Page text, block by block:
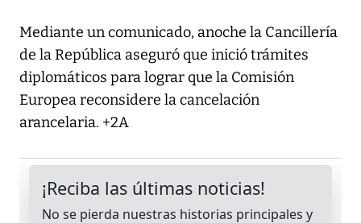
Mediante un comunicado, anoche la Cancillería
de la República aseguró que inició trámites
diplomáticos para lograr que la Comisión
Europea reconsidere la cancelación
arancelaria. +2A